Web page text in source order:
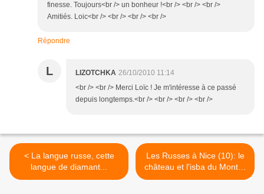
finesse. Toujours<br /> un bonheur !<br /> <br /> <br />
Amitiés. Loic<br /> <br /> <br /> <br />
Répondre
L LIZOTCHKA 26/10/2010 11:14
<br /> <br /> Merci Loïc ! Je m'intéresse à ce passé
depuis longtemps.<br /> <br /> <br /> <br />
< La langue russe, cette
langue de diamant...
Les Russes à Nice (10): le
château et l'isba du Monte-
Cristo russe >